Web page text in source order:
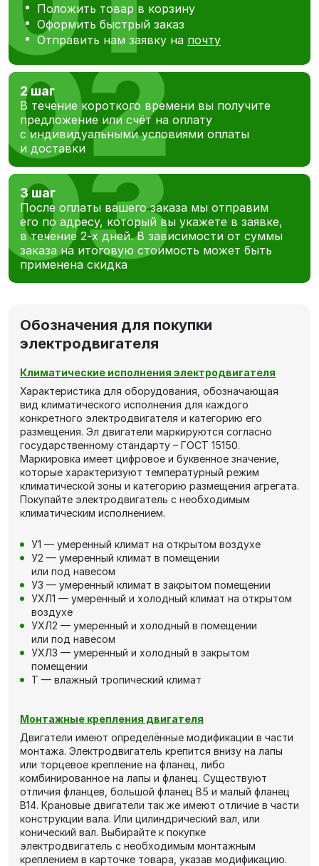
Положить товар в корзину
Оформить быстрый заказ
Отправить нам заявку на почту
2 шаг
В течение короткого времени вы получите
предложение или счёт на оплату
с индивидуальными условиями оплаты
и доставки
3 шаг
После оплаты вашего заказа мы отправим
его по адресу, который вы укажете в заявке,
в течение 2-х дней. В зависимости от суммы
заказа на итоговую стоимость может быть
применена скидка
Обозначения для покупки
электродвигателя
Климатические исполнения электродвигателя
Характеристика для оборудования, обозначающая
вид климатического исполнения для каждого
конкретного электродвигателя и категорию его
размещения. Эл двигатели маркируются согласно
государственному стандарту – ГОСТ 15150.
Маркировка имеет цифровое и буквенное значение,
которые характеризуют температурный режим
климатической зоны и категорию размещения агрегата.
Покупайте электродвигатель с необходимым
климатическим исполнением.
У1 — умеренный климат на открытом воздухе
У2 — умеренный климат в помещении
или под навесом
У3 — умеренный климат в закрытом помещении
УХЛ1 — умеренный и холодный климат на открытом
воздухе
УХЛ2 — умеренный и холодный в помещении
или под навесом
УХЛ3 — умеренный и холодный в закрытом
помещении
Т — влажный тропический климат
Монтажные крепления двигателя
Двигатели имеют определённые модификации в части
монтажа. Электродвигатель крепится внизу на лапы
или торцевое крепление на фланец, либо
комбинированное на лапы и фланец. Существуют
отличия фланцев, большой фланец В5 и малый фланец
В14. Крановые двигатели так же имеют отличие в части
конструкции вала. Или цилиндрический вал, или
конический вал. Выбирайте к покупке
электродвигатель с необходимым монтажным
креплением в карточке товара, указав модификацию.